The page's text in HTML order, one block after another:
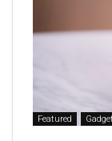
Featured Gadget